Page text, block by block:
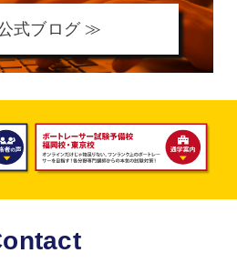
式ブログ ≫